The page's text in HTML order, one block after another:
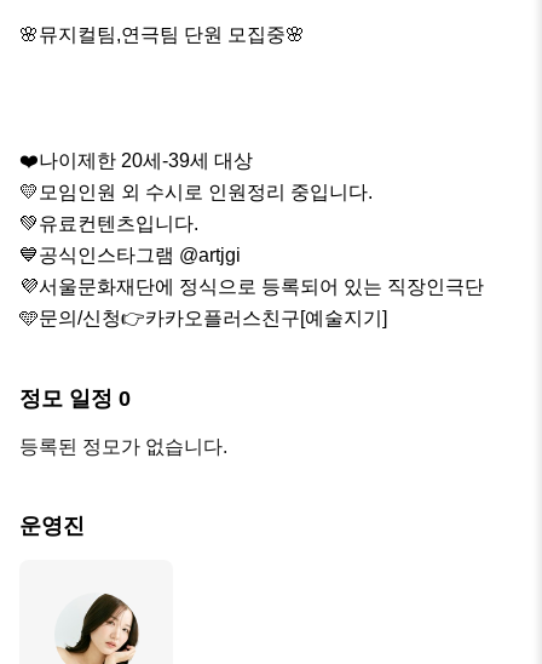
🌸뮤지컬팀,연극팀 단원 모집중🌸
❤️나이제한 20세-39세 대상
💛모임인원 외 수시로 인원정리 중입니다.
💚유료컨텐츠입니다.
💙공식인스타그램 @artjgi
💜서울문화재단에 정식으로 등록되어 있는 직장인극단
🩵문의/신청👉카카오플러스친구[예술지기]
정모 일정 0
등록된 정모가 없습니다.
운영진